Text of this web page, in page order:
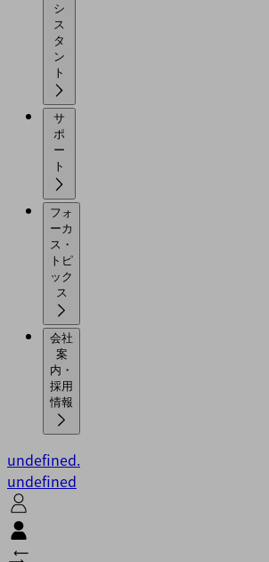
シ
ス
タ
ン
サ
ポ
ー
フォ
ーカ
ス・
トピ
ック
会社
案
内・
採用
情報
undefined.
undefined